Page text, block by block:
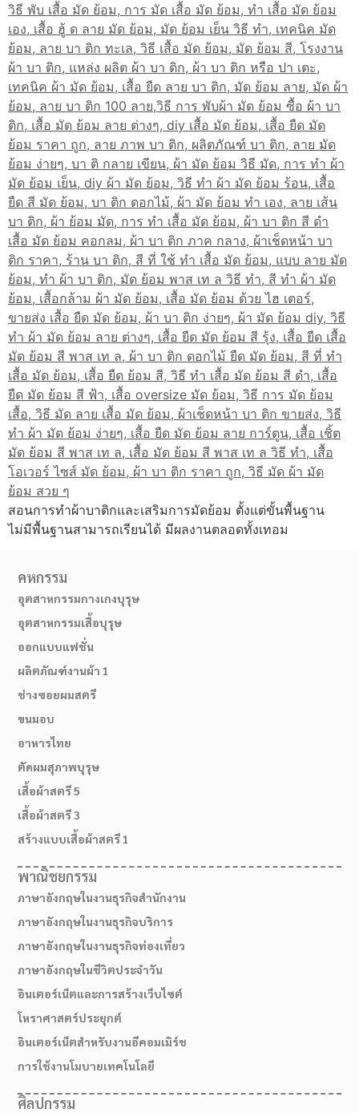
สอนการทำผ้าบาติกและเสริมการมัดย้อม ตั้งแต่ขั้นพื้นฐาน
ไม่มีพื้นฐานสามารถเรียนได้ มีผลงานตลอดทั้งเทอม
คหกรรม
อุตสาหกรรมกางเกงบุรุษ
อุตสาหกรรมเสื้อบุรุษ
ออกแบบแฟชั่น
ผลิตภัณฑ์งานผ้า 1
ช่างซอยผมสตรี
ขนมอบ
อาหารไทย
ตัดผมสุภาพบุรุษ
เสื้อผ้าสตรี 5
เสื้อผ้าสตรี 3
สร้างแบบเสื้อผ้าสตรี 1
พาณิชยกรรม
ภาษาอังกฤษในงานธุรกิจสำนักงาน
ภาษาอังกฤษในงานธุรกิจบริการ
ภาษาอังกฤษในงานธุรกิจท่องเที่ยว
ภาษาอังกฤษในชีวิตประจำวัน
อินเตอร์เน็ตและการสร้างเว็บไซต์
โหราศาสตร์ประยุกต์
อินเตอร์เน็ตสำหรับงานอีคอมเมิร์ช
การใช้งานโมบายเทคโนโลยี
ศิลปกรรม